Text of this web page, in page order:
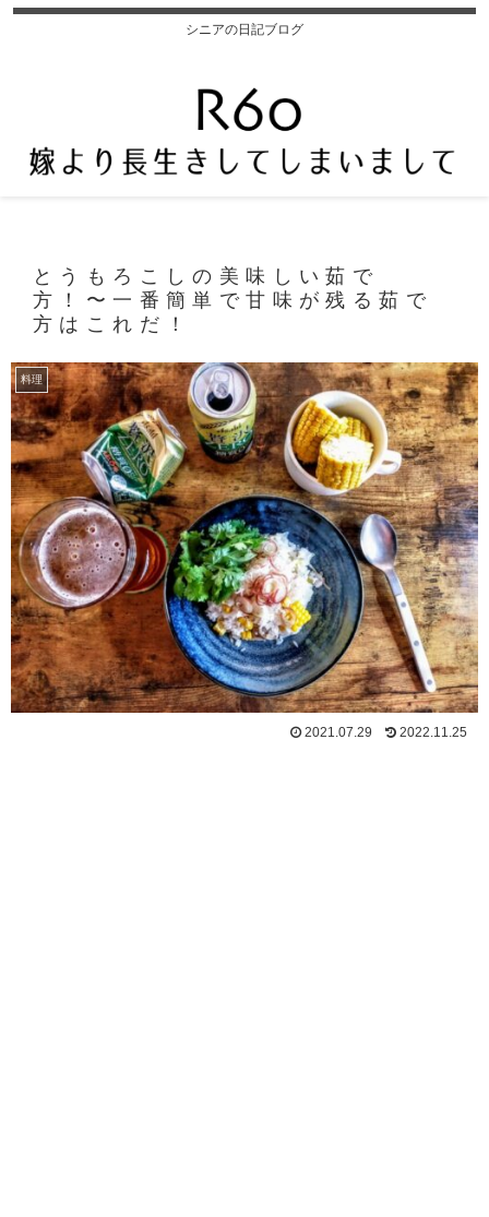
シニアの日記ブログ
とうもろこしの美味しい茹で
方！〜一番簡単で甘味が残る茹で
方はこれだ！
料理
2021.07.29 2022.11.25